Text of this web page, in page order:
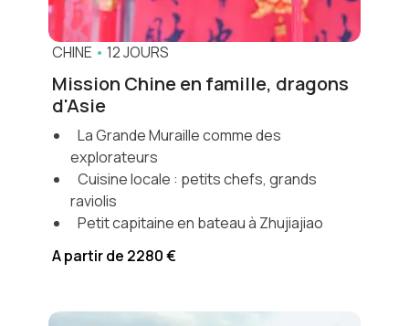
CHINE • 12 JOURS
Mission Chine en famille, dragons
d'Asie
La Grande Muraille comme des
explorateurs
Cuisine locale : petits chefs, grands
raviolis
Petit capitaine en bateau à Zhujiajiao
A partir de 2280 €